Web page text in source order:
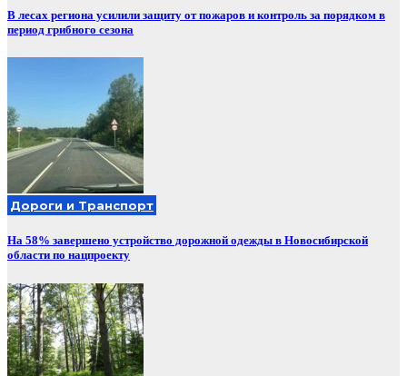
В лесах региона усилили защиту от пожаров и контроль за порядком в
период грибного сезона
Дороги и Транспорт
На 58% завершено устройство дорожной одежды в Новосибирской
области по нацпроекту